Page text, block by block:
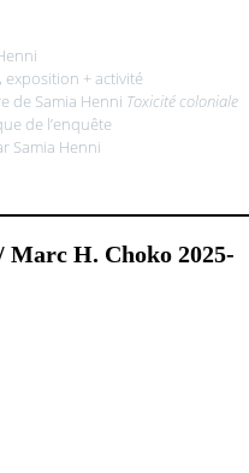
exposition + activité
de Samia Henni Toxicité coloniale
de l’enquête
Samia Henni
Marc H. Choko 2025-